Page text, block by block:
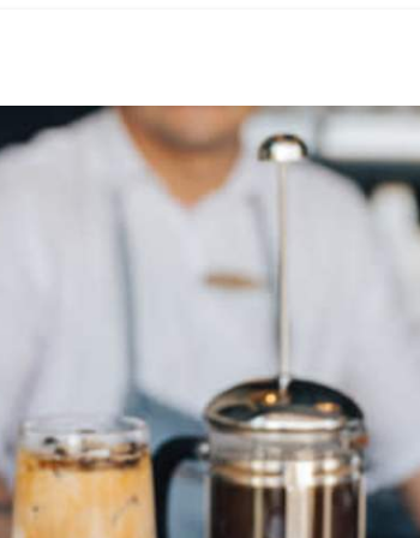
Planea
Metaverso
Golf